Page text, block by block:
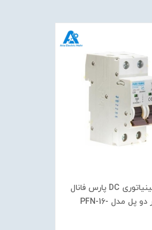
کلید مینیاتوری DC پارس فانال
16 آمپر دو پل مدل PFN-16-